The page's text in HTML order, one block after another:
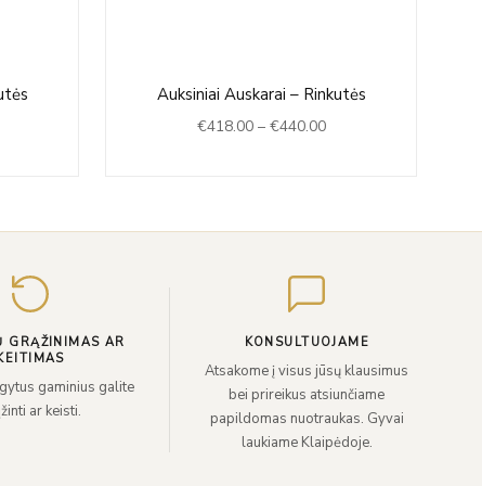
Auksiniai Auskarai – Rinkutės
€418.00 – €440.00
range:
€418.00
GRĄŽINIMAS AR
gaminius galite
ar keisti.
KONSULTUOJAME
Atsakome į visus jūsų klausimus
bei prireikus atsiunčiame
papildomas nuotraukas. Gyvai
laukiame Klaipėdoje.